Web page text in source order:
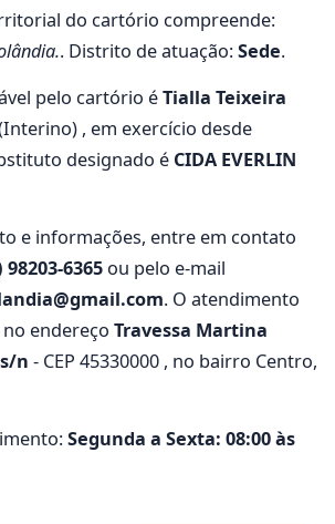
do cartório compreende:
. Distrito de atuação:Sede.
pelo cartório éTialla Teixeira
, em exercício desde
designado é CIDA EVERLIN
e informações, entre em contato
98203-6365 ou pelo e-mail
. O atendimento
endereço Travessa Martina
n - CEP 45330000 , no bairro Centro,
Segunda a Sexta: 08:00 às